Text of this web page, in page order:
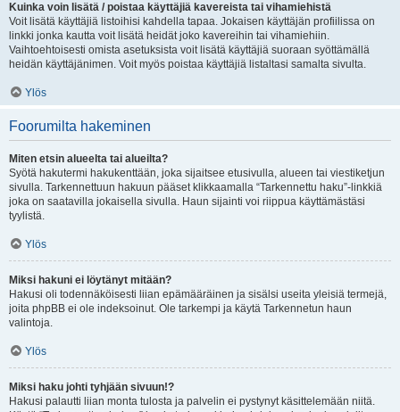
Kuinka voin lisätä / poistaa käyttäjiä kavereista tai vihamiehistä
Voit lisätä käyttäjiä listoihisi kahdella tapaa. Jokaisen käyttäjän profiilissa on
linkki jonka kautta voit lisätä heidät joko kavereihin tai vihamiehiin.
Vaihtoehtoisesti omista asetuksista voit lisätä käyttäjiä suoraan syöttämällä
heidän käyttäjänimen. Voit myös poistaa käyttäjiä listaltasi samalta sivulta.
Ylös
Foorumilta hakeminen
Miten etsin alueelta tai alueilta?
Syötä hakutermi hakukenttään, joka sijaitsee etusivulla, alueen tai viestiketjun
sivulla. Tarkennettuun hakuun pääset klikkaamalla “Tarkennettu haku”-linkkiä
joka on saatavilla jokaisella sivulla. Haun sijainti voi riippua käyttämästäsi
tyylistä.
Ylös
Miksi hakuni ei löytänyt mitään?
Hakusi oli todennäköisesti liian epämääräinen ja sisälsi useita yleisiä termejä,
joita phpBB ei ole indeksoinut. Ole tarkempi ja käytä Tarkennetun haun
valintoja.
Ylös
Miksi haku johti tyhjään sivuun!?
Hakusi palautti liian monta tulosta ja palvelin ei pystynyt käsittelemään niitä.